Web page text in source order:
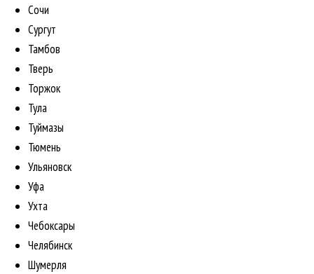
Сочи
Сургут
Тамбов
Тверь
Торжок
Тула
Туймазы
Тюмень
Ульяновск
Уфа
Ухта
Чебоксары
Челябинск
Шумерля